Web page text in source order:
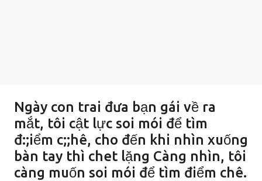
Ngày con trai đưa bạn gái về ra
mắt, tôi cật lực soi mói để tìm
đ:;iểm c;;hê, cho đến khi nhìn xuống
bàn tay thì chet lặng Càng nhìn, tôi
càng muốn soi mói để tìm điểm chê.